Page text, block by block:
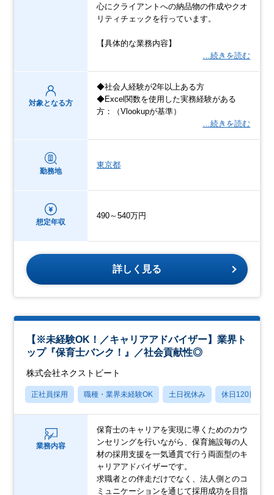
心にクライアントへの納品物の作成やクオ
リティチェックを行っています。
【具体的な業務内容】
…続きを読む
対象となる方
◆社会人経験が2年以上ある方
◆Excel関数を使用した実務経験がある
方：（Vlookupが基準）
…続きを読む
勤務地
東京都
想定年収
490～540万円
詳しく見る
【※未経験OK！／キャリアアドバイザー】業界ト
ップ『保育士バンク！』／社会貢献性◎
株式会社ネクストビート
正社員採用 職種・業界未経験OK 土日祝休み 休日120日以上
業務内容
保育士のキャリアを実現に導くためのカウ
ンセリングを行いながら、保育施設毎の人
材の採用支援を一気通貫で行う両面型のキ
ャリアアドバイザーです。
求職者との伴走だけでなく、法人側とのコ
ミュニケーションを通じて採用成功を目指